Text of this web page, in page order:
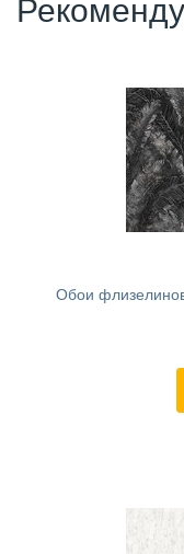
Обои